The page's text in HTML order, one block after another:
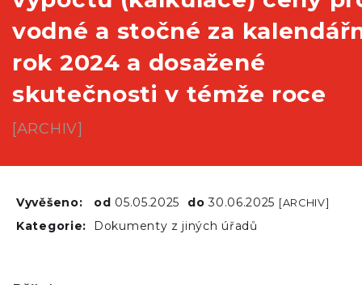
vodné a stočné za
rok 2024 a dosažené
skutečnosti v témže roce
[ARCHIV]
Vyvěšeno: od 05.05.2025 do30.06.2025 [ARCHIV]
Kategorie: Dokumenty z jiných úřadů